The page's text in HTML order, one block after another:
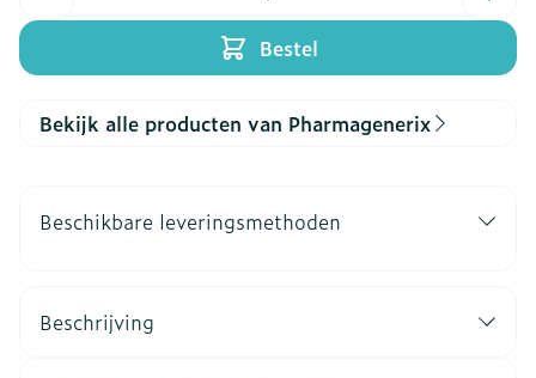
Bestel
Bekijk alle producten van Pharmagenerix
Beschikbare leveringsmethoden
Beschrijving